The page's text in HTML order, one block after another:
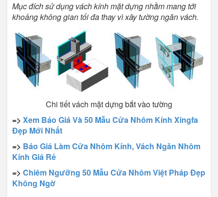
Mục đích sử dụng vách kính mặt dựng nhằm mang tới
khoảng không gian tối đa thay vì xây tường ngăn vách.
Chi tiết vách mặt dựng bắt vào tường
=> Xem Báo Giá Và 50 Mẫu Cửa Nhôm Kính Xingfa
Đẹp Mới Nhất
=> Báo Giá Làm Cửa Nhôm Kính, Vách Ngăn Nhôm
Kính Giá Rẻ
=> Chiêm Ngưỡng 50 Mẫu Cửa Nhôm Việt Pháp Đẹp
Không Ngờ